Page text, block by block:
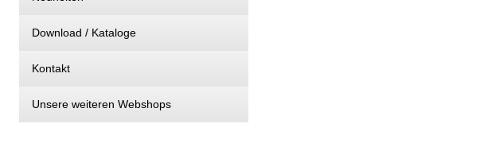
Download / Kataloge
Kontakt
Unsere weiteren Webshops